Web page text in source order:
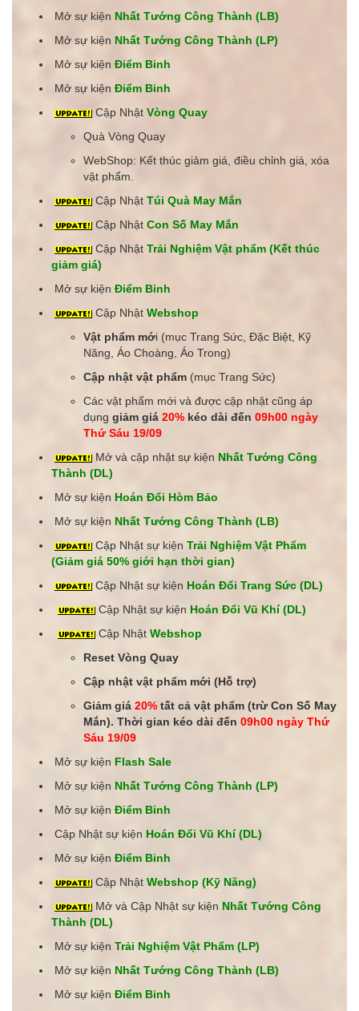
Mở sự kiện Nhất Tướng Công Thành (LB)
Mở sự kiện Nhất Tướng Công Thành (LP)
Mở sự kiện Điểm Binh
Mở sự kiện Điểm Binh
Cập NhậtVòng Quay
Quà Vòng Quay
WebShop: Kết thúc giảm giá, điều chỉnh giá, xóa
vật phẩm.
Cập NhậtTúi Quà May Mắn
Cập NhậtCon Số May Mắn
Cập NhậtTrải Nghiệm Vật phẩm (Kết thúc
giảm giá)
Mở sự kiện Điểm Binh
Cập NhậtWebshop
Vật phẩm mới (mục Trang Sức, Đặc Biệt, Kỹ
Năng, Áo Choàng, Áo Trong)
Cập nhật vật phẩm (mục Trang Sức)
Các vật phẩm mới và được cập nhật cũng áp
dụnggiảm giá20% kéo dài đến09h00 ngày
Thứ Sáu 19/09
Mở và cập nhật sự kiện Nhất Tướng Công
Thành (DL)
Mở sự kiện Hoán Đổi Hòm Bảo
Mở sự kiện Nhất Tướng Công Thành (LB)
Cập Nhật sự kiện Trải Nghiệm Vật Phẩm
(Giảm giá 50% giới hạn thời gian)
Cập Nhật sự kiện Hoán Đổi Trang Sức (DL)
Cập Nhật sự kiện Hoán Đổi Vũ Khí (DL)
Cập NhậtWebshop
Reset Vòng Quay
Cập nhật vật phẩm mới (Hỗ trợ)
Giảm giá20% tất cả vật phẩm (trừ Con Số May
Mắn). Thời gian kéo dài đến09h00 ngày Thứ
Sáu 19/09
Mở sự kiện Flash Sale
Mở sự kiện Nhất Tướng Công Thành (LP)
Mở sự kiện Điểm Binh
Cập Nhật sự kiện Hoán Đổi Vũ Khí (DL)
Mở sự kiện Điểm Binh
Cập NhậtWebshop (Kỹ Năng)
Mở và Cập Nhật sự kiện Nhất Tướng Công
Thành (DL)
Mở sự kiện Trải Nghiệm Vật Phẩm (LP)
Mở sự kiện Nhất Tướng Công Thành (LB)
Mở sự kiện Điểm Binh